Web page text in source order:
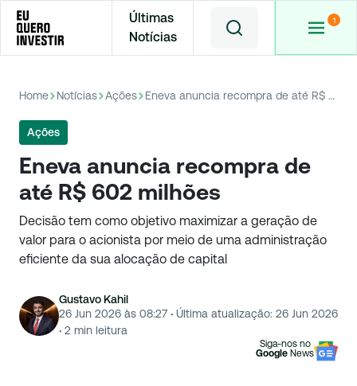
Últimas
Notícias
Home Notícias Ações Eneva anuncia recompra de até R$ 602 milhões
Ações
Eneva anuncia recompra de
até R$ 602 milhões
Decisão tem como objetivo maximizar a geração de
valor para o acionista por meio de uma administração
eficiente da sua alocação de capital
Gustavo Kahil
26 Jun 2026 às 08:27 · Última atualização: 26 Jun 2026
· 2 min leitura
Siga-nos no
Google News